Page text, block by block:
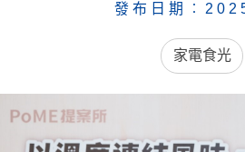
家電食光
發布日期